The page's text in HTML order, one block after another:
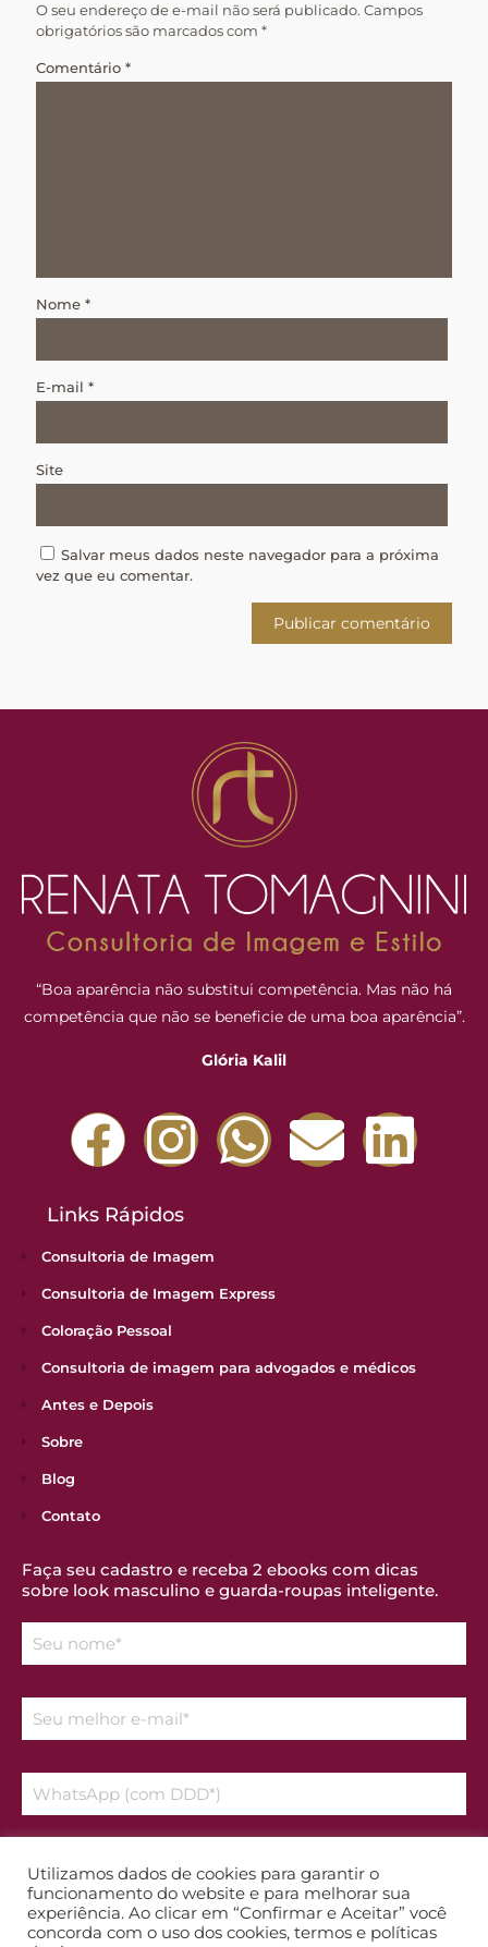
O seu endereço de e-mail não será publicado. Campos
obrigatórios são marcados com *
Comentário *
Nome *
E-mail *
Site
Salvar meus dados neste navegador para a próxima
vez que eu comentar.
“Boa aparência não substitui competência. Mas não há
competência que não se beneficie de uma boa aparência”.
Glória Kalil
Links Rápidos
Consultoria de Imagem
Consultoria de Imagem Express
Coloração Pessoal
Consultoria de imagem para advogados e médicos
Antes e Depois
Sobre
Blog
Contato
Faça seu cadastro e receba 2 ebooks com dicas
sobre look masculino e guarda-roupas inteligente.
Declaro que aceito os temos daPolítica de Privacidade
Enviar
Utilizamos dados de cookies para garantir o
funcionamento do website e para melhorar sua
experiência. Ao clicar em “Confirmar e Aceitar” você
concorda com o uso dos cookies, termos e políticas